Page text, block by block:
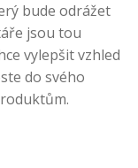
bude odrážet
jsou tou
vylepšit vzhled
do svého